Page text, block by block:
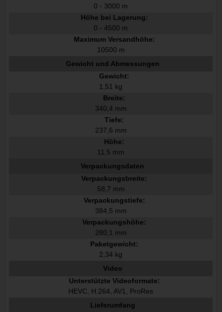
0 - 3000 m
Höhe bei Lagerung:
0 - 4500 m
Maximum Versandhöhe:
10500 m
Gewicht und Abmessungen
Gewicht:
1,51 kg
Breite:
340,4 mm
Tiefe:
237,6 mm
Höhe:
11,5 mm
Verpackungsdaten
Verpackungsbreite:
58,7 mm
Verpackungstiefe:
384,5 mm
Verpackungshöhe:
280,1 mm
Paketgewicht:
2,34 kg
Video
Unterstützte Videoformate:
HEVC, H.264, AV1, ProRes
Lieferumfang